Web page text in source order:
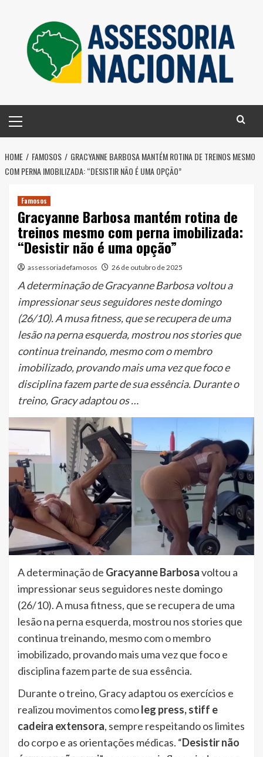
content
Menu
HOME FAMOSOS
GRACYANNE BARBOSA MANTÉM ROTINA DE TREINOS MESMO
COM PERNA IMOBILIZADA: “DESISTIR NÃO É UMA OPÇÃO”
Famosos
Gracyanne Barbosa mantém rotina de
treinos mesmo com perna imobilizada:
“Desistir não é uma opção”
assessoriadefamosos 26 de outubro de 2025
A determinação de Gracyanne Barbosa voltou a
impressionar seus seguidores neste domingo
(26/10). A musa fitness, que se recupera de uma
lesão na perna esquerda, mostrou nos stories que
continua treinando, mesmo com o membro
imobilizado, provando mais uma vez que foco e
disciplina fazem parte de sua essência. Durante o
treino, Gracy adaptou os …
A determinação de Gracyanne Barbosavoltou a
impressionar seus seguidores neste domingo
(26/10). A musa fitness, que se recupera de uma
lesão na perna esquerda, mostrou nos stories que
continua treinando, mesmo com o membro
imobilizado, provando mais uma vez que foco e
disciplina fazem parte de sua essência.
Durante o treino, Gracy adaptou os exercícios e
realizou movimentos comoleg press, stiff e
cadeira extensora, sempre respeitando os limites
do corpo e as orientações médicas. “Desistir não